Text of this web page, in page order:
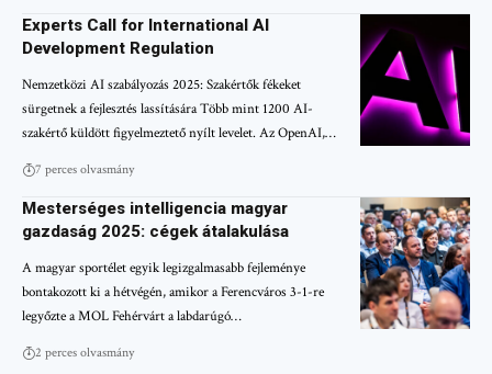
Experts Call for International AI
Development Regulation
Nemzetközi AI szabályozás 2025: Szakértők fékeket
sürgetnek a fejlesztés lassítására Több mint 1200 AI-
szakértő küldött figyelmeztető nyílt levelet. Az OpenAI,…
7 perces olvasmány
Mesterséges intelligencia magyar
gazdaság 2025: cégek átalakulása
A magyar sportélet egyik legizgalmasabb fejleménye
bontakozott ki a hétvégén, amikor a Ferencváros 3-1-re
legyőzte a MOL Fehérvárt a labdarúgó…
2 perces olvasmány